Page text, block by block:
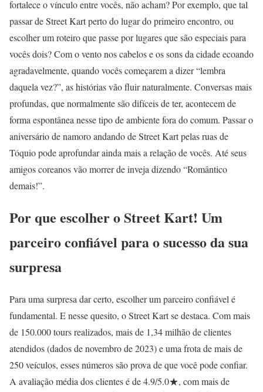
fortalece o vínculo entre vocês, não acham? Por exemplo, que tal
passar de Street Kart perto do lugar do primeiro encontro, ou
escolher um roteiro que passe por lugares que são especiais para
vocês dois? Com o vento nos cabelos e os sons da cidade ecoando
agradavelmente, quando vocês começarem a dizer “lembra
daquela vez?”, as histórias vão fluir naturalmente. Conversas mais
profundas, que normalmente são difíceis de ter, acontecem de
forma espontânea nesse tipo de ambiente fora do comum. Passar o
aniversário de namoro andando de Street Kart pelas ruas de
Tóquio pode aprofundar ainda mais a relação de vocês. Até seus
amigos coreanos vão morrer de inveja dizendo “Romântico
demais!”.
Por que escolher o Street Kart! Um
parceiro confiável para o sucesso da sua
surpresa
Para uma surpresa dar certo, escolher um parceiro confiável é
fundamental. E nesse quesito, o Street Kart se destaca. Com mais
de 150.000 tours realizados, mais de 1,34 milhão de clientes
atendidos (dados de novembro de 2023) e uma frota de mais de
250 veículos, esses números são prova de que você pode confiar.
A avaliação média dos clientes é de 4.9/5.0★, com mais de